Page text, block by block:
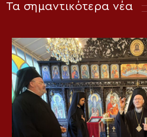
Τα σημαντικότερα νέα